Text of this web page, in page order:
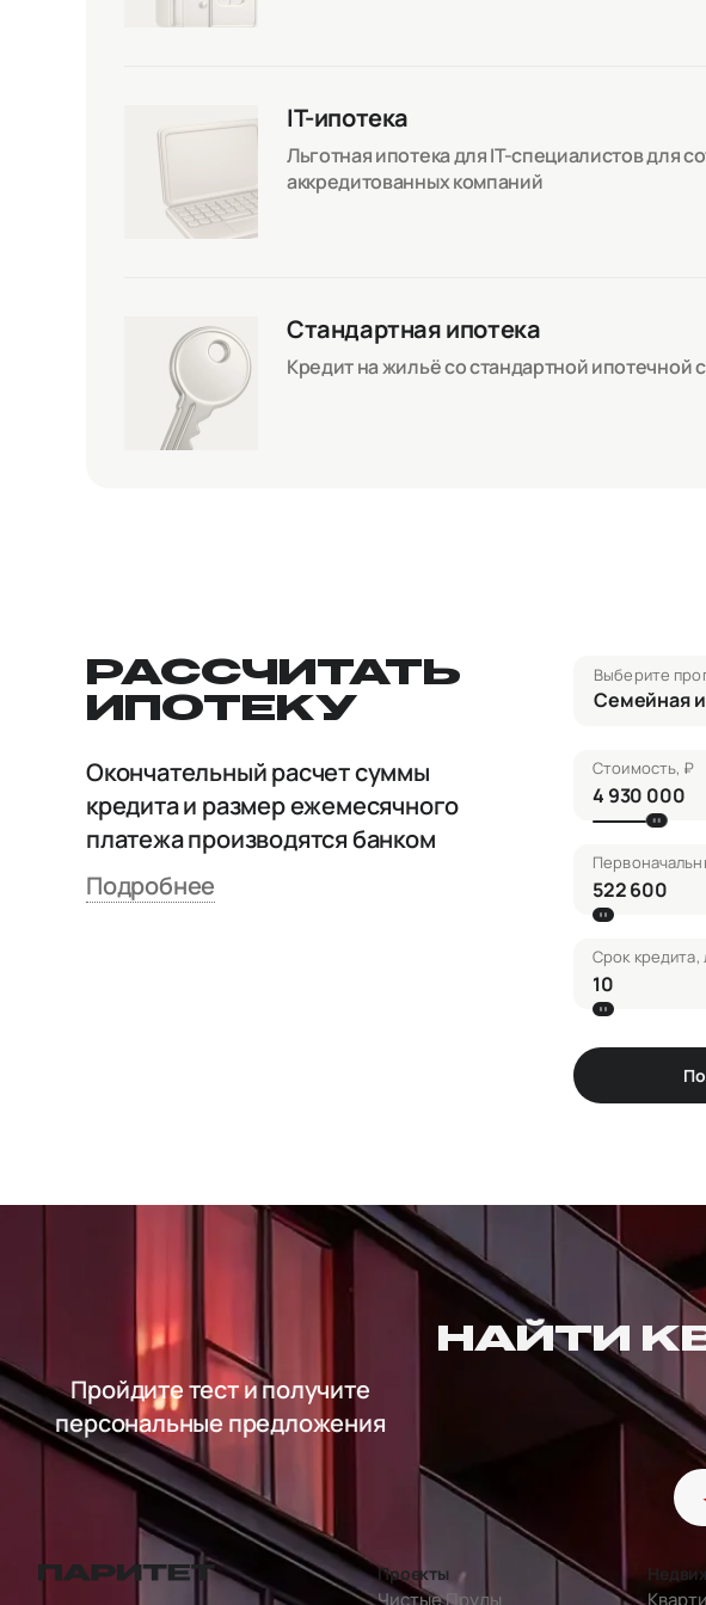
IT-ипотека
Льготная ипотека для IT-специалистов для
аккредитованных компаний
Стандартная ипотека
Кредит на жильё со стандартной ипотечной
РАССЧИТАТЬ
ИПОТЕКУ
Окончательный расчет суммы
кредита и размер ежемесячного
платежа производятся банком
Подробнее
Выберите
Семейная
Стоимость, ₽
Срок кредита,
НАЙТИ
Пройдите тест и получите
персональные предложения
перейти на главную страницу
Проекты
Чистые Пруды